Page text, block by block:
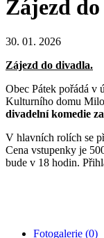
Zájezd
30. 01. 2026
Zájezd do divadla.
Obec Pátek pořádá v
Kulturního domu
divadelní komedie
V hlavních rolích se
Cena vstupenky je
bude v 18 hodin.
Fotogalerie (0)